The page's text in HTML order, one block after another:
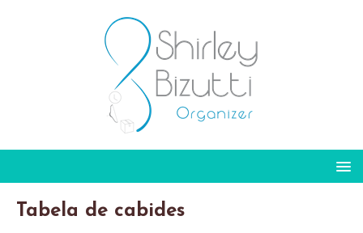
Tabela de cabides